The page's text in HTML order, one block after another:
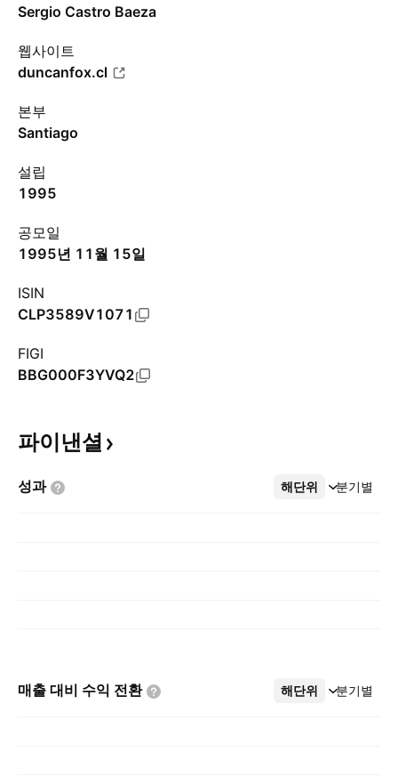
Sergio Castro Baeza
웹사이트
duncanfox.cl
본부
Santiago
설립
1995
공모일
1995년 11월 15일
ISIN
CLP3589V1071
FIGI
BBG000F3YVQ2
파이낸셜
성과 해단위 분기별
더보기
매출 대비 수익 전환 해단위 분기별
더보기